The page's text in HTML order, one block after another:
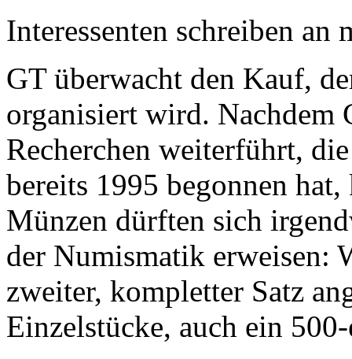
Interessenten schreiben
GT überwacht den Kauf,
organisiert wird. Nachdem
Recherchen weiterführt,
bereits 1995 begonnen
Münzen dürften sich
der Numismatik erweisen:
zweiter, kompletter Satz
Einzelstücke, auch ein